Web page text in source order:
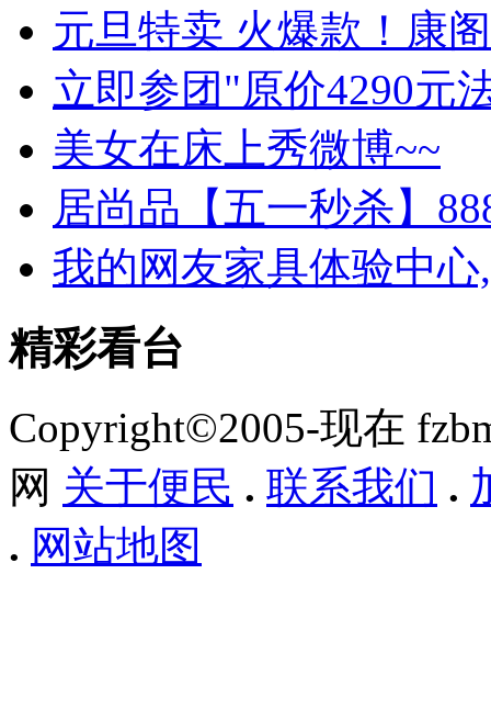
元旦特卖 火爆款！康
立即参团"原价4290元
美女在床上秀微博~~
居尚品【五一秒杀】
我的网友家具体验中
精彩看台
Copyright©2005-现在
网 关于便民 . 联系我们 .
. 网站地图